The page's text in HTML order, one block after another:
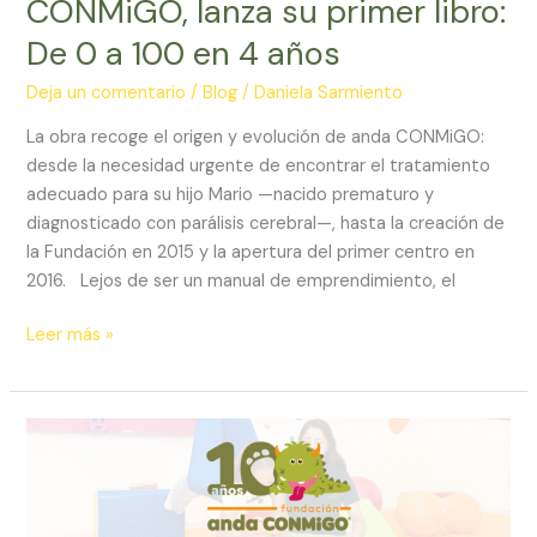
CONMiGO, lanza su primer libro:
De 0 a 100 en 4 años
Deja un comentario /Blog /Daniela Sarmiento
La obra recoge el origen y evolución de anda CONMiGO:
desde la necesidad urgente de encontrar el tratamiento
adecuado para su hijo Mario —nacido prematuro y
diagnosticado con parálisis cerebral—, hasta la creación de
la Fundación en 2015 y la apertura del primer centro en
2016. Lejos de ser un manual de emprendimiento, el
Leer más »